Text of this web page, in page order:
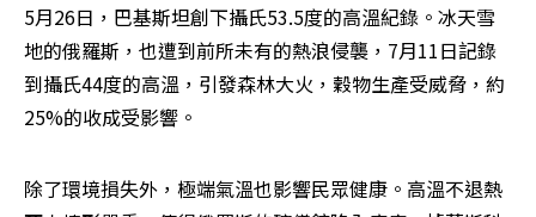
5月26日，巴基斯坦創下攝氏53.5度的高溫紀錄。冰天雪
地的俄羅斯，也遭到前所未有的熱浪侵襲，7月11日記錄
到攝氏44度的高溫，引發森林大火，穀物生產受威脅，約
25%的收成受影響。
除了環境損失外，極端氣溫也影響民眾健康。高溫不退熱